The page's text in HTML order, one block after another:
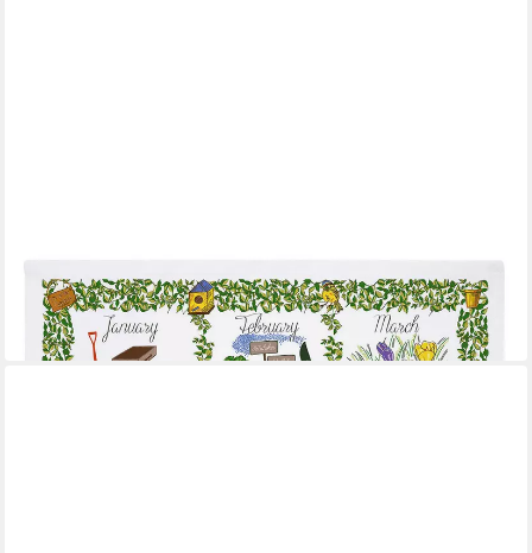
ULSTER WEAVERS
Geschirrtuch Gardeners Calendar
11,95 €
in 4-5 Werktagen bei dir